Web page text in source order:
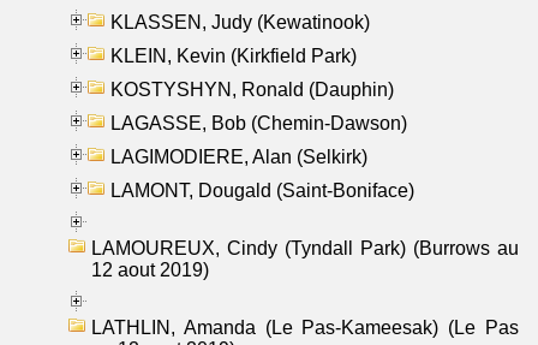
KLASSEN, Judy (Kewatinook)
KLEIN, Kevin (Kirkfield Park)
KOSTYSHYN, Ronald (Dauphin)
LAGASSE, Bob (Chemin-Dawson)
LAGIMODIERE, Alan (Selkirk)
LAMONT, Dougald (Saint-Boniface)
LAMOUREUX, Cindy (Tyndall Park) (Burrows au
12 aout 2019)
LATHLIN, Amanda (Le Pas-Kameesak) (Le Pas